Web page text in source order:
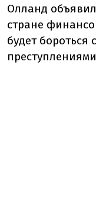
Олланд
стране
будет бороться